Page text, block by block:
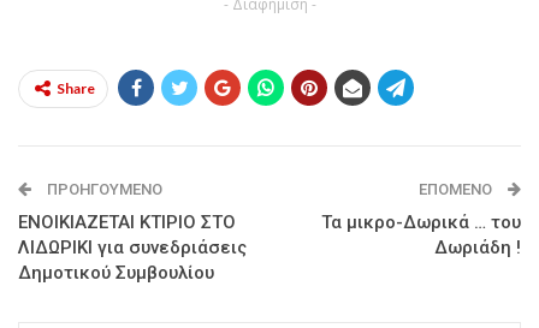
- Διαφήμιση -
Share
ΠΡΟΗΓΟΎΜΕΝΟ
ΕΝΟΙΚΙΑZETAI ΚΤIΡΙΟ ΣΤΟ
ΛΙΔΩΡΙΚΙ για συνεδριάσεις
Δημοτικού Συμβουλίου
ΕΠΌΜΕΝΟ
Τα μικρο-Δωρικά … του
Δωριάδη !